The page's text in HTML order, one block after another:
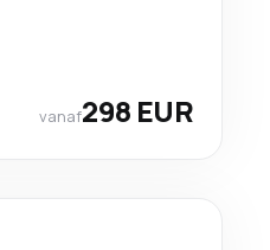
vanaf298 EUR